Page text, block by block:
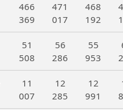
466
369
471
017
468
192
51
508
56
286
55
953
11
007
12
285
12
991